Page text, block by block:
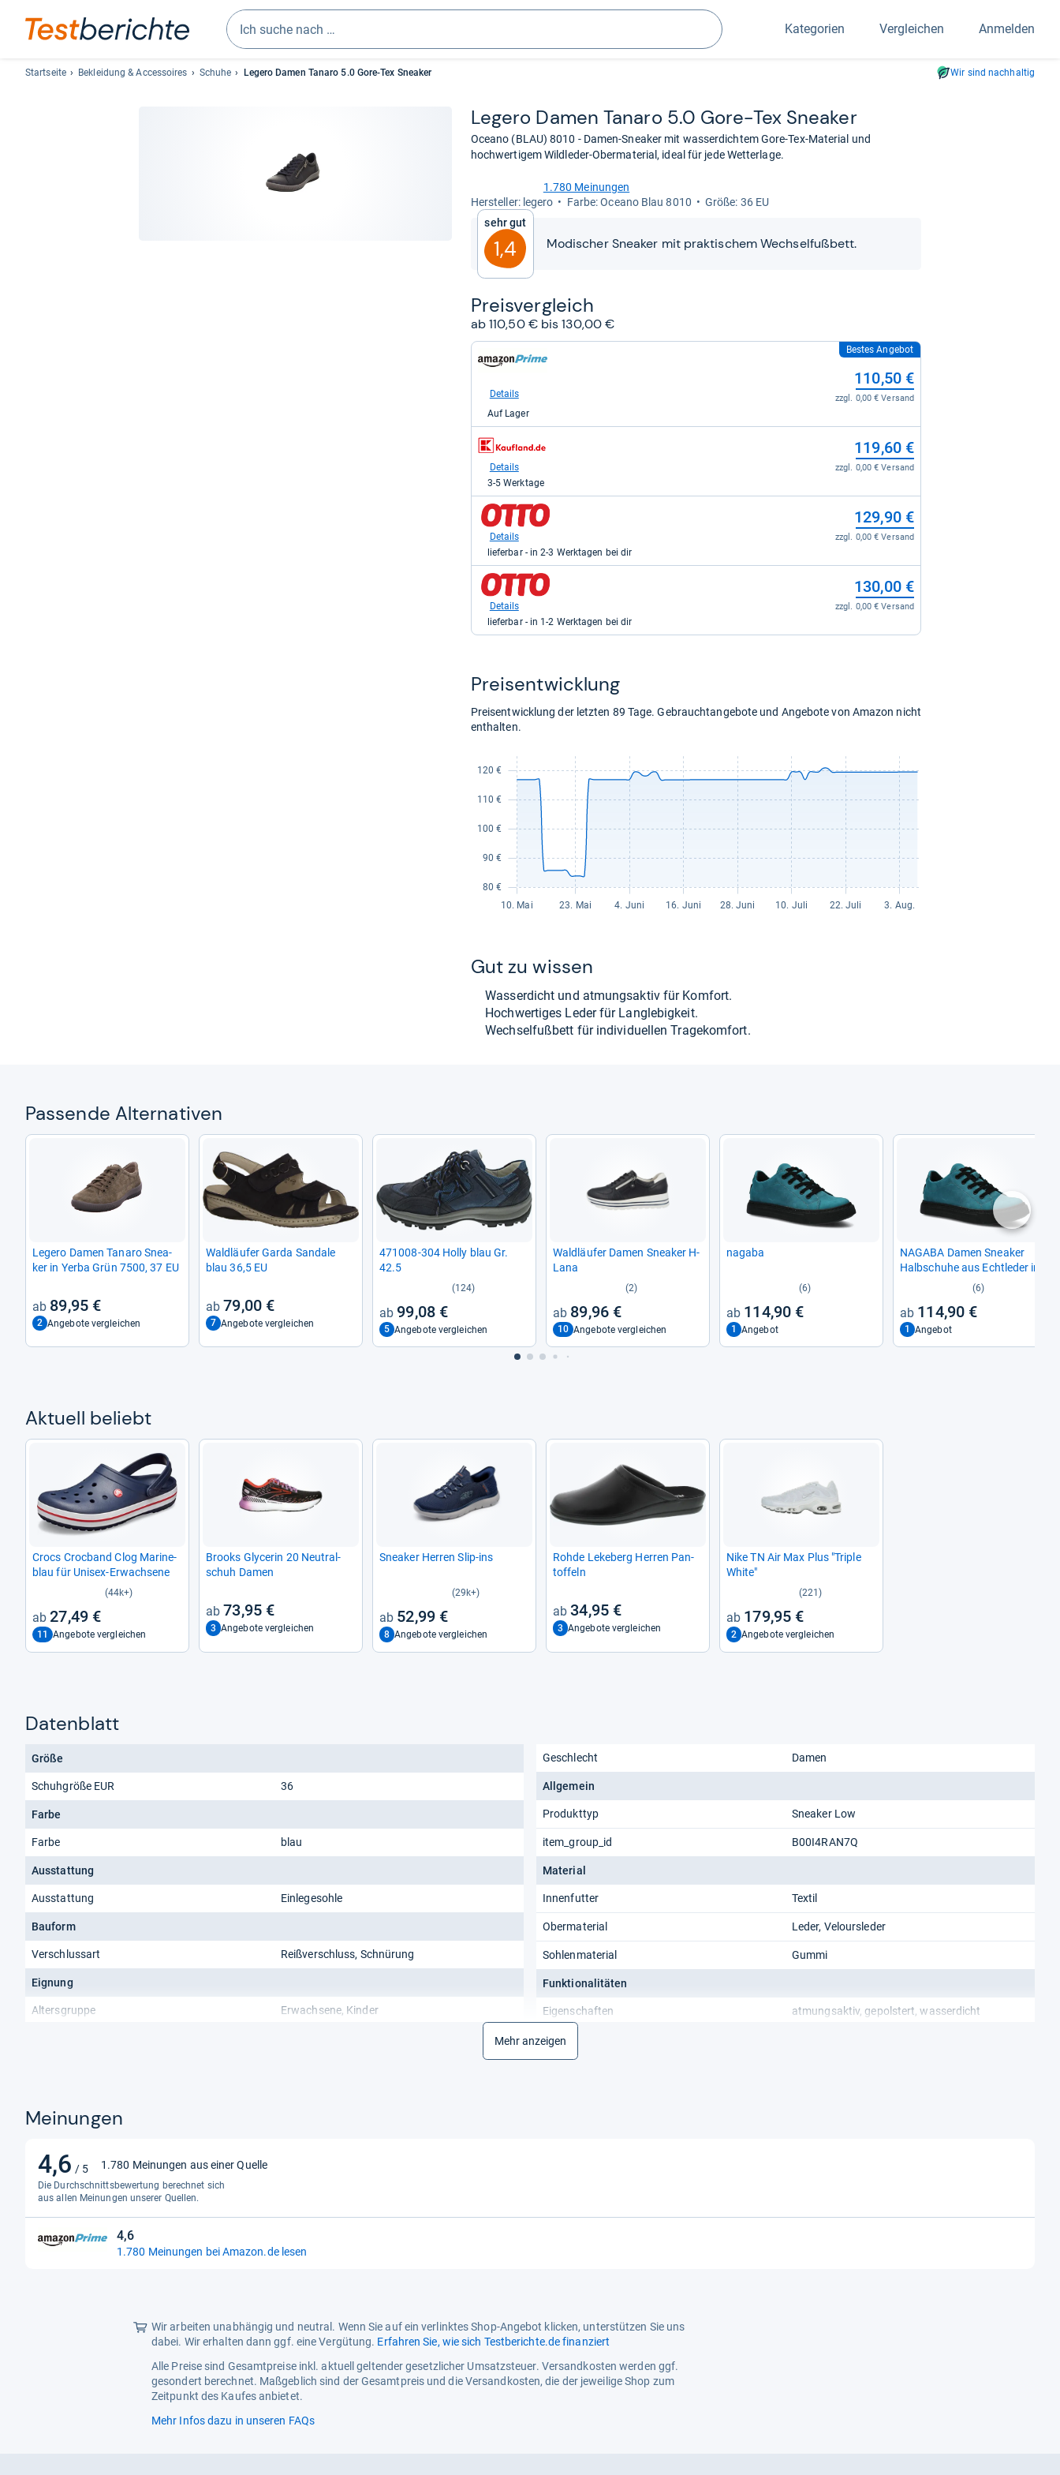
Suchen
Sie
Vorschläge
erscheinen
automatisch
Kategorien Vergleichen Anmelden
Startseite Bekleidung & Accessoires Schuhe Legero Damen Tanaro 5.0 Gore-Tex Sneaker Wir sind nachhaltig
Legero Damen Tanaro 5.0 Gore-​Tex Snea­ker
Oceano (BLAU) 8010 - Damen-Sneaker mit wasserdichtem Gore-Tex-Material und
hochwertigem Wildleder-Obermaterial, ideal für jede Wetterlage.
von
Sternen
1.780 Meinungen
Her­stel­ler: legero
Farbe: Oceano Blau 8010
Größe: 36 EU
Sehr gut
1,4 Modischer Sneaker mit praktischem Wechselfußbett.
Preis­ver­gleich
ab 110,50 € bis 130,00 €
Shop:
Amazon.de
110,50
kaufen.
Bestes Angebot
110,50 €
zzgl. 0,00 € Versand
Details
Auf Lager
zum
Shop:
für
119,60
kaufen.
119,60 €
zzgl. 0,00 € Versand
Details
3-5 Werktage
zum
Shop:
OTTO
für
129,90
kaufen.
129,90 €
zzgl. 0,00 € Versand
Details
lieferbar - in 2-3 Werktagen bei dir
zum
Shop:
OTTO
für
130,00 €
zzgl. 0,00 € Versand
Details
lieferbar - in 1-2 Werktagen bei dir
Preis­ent­wick­lung
Preisentwicklung der letzten 89 Tage. Gebrauchtangebote und Angebote von Amazon nicht
enthalten.
Gut zu wis­sen
Was­ser­dicht und atmungs­ak­tiv für Kom­fort.
Hoch­wer­ti­ges Leder für Lang­le­big­keit.
Wech­sel­fuß­bett für indi­vi­du­el­len Tra­ge­kom­fort.
Pas­sende Alter­na­ti­ven
Legero Damen Tanaro Snea­
ker in Yerba Grün 7500, 37 EU
89,95 €
2 Angebote vergleichen
Wald­läu­fer Garda San­dale
blau 36,5 EU
79,00 €
7 Angebote vergleichen
471008-​304 Holly blau Gr.
42.5
(124)
99,08 €
5 Angebote vergleichen
Wald­läu­fer Damen Snea­ker H-​
Lana
(2)
89,96 €
10 Angebote vergleichen
nagaba
(6)
114,90 €
1 Angebot
NAGABA Damen Snea­ker
Halb­schuhe aus Echt­le­der in
Tür­kis, Größe 38(6)
114,90 €
1 Angebot
nächste
Aktu­ell beliebt
Crocs Croc­band Clog Mari­ne­
blau für Uni­sex-​Erwach­sene
(44k+)
27,49 €
11 Angebote vergleichen
Brooks Gly­ce­rin 20 Neu­tral­
schuh Damen
73,95 €
3 Angebote vergleichen
Snea­ker Her­ren Slip-​ins
(29k+)
52,99 €
8 Angebote vergleichen
Rohde Leke­berg Her­ren Pan­
tof­feln
34,95 €
3 Angebote vergleichen
Nike TN Air Max Plus "Tri­ple
White"
(221)
179,95 €
2 Angebote vergleichen
Datenblatt
Größe
Schuhgröße EUR 36
Farbe
Farbe blau
Ausstattung
Ausstattung Einlegesohle
Bauform
Verschlussart Reißverschluss, Schnürung
Eignung
Altersgruppe Erwachsene, Kinder
Geschlecht Damen
Allgemein
Produkttyp Sneaker Low
item_group_id B00I4RAN7Q
Material
Innenfutter Textil
Obermaterial Leder, Veloursleder
Sohlenmaterial Gummi
Funktionalitäten
Eigenschaften atmungsaktiv, gepolstert, wasserdicht
Mehr anzeigen
Meinungen
4,6 / 5
4,6
von
5
Sternen
1.780 Meinungen aus einer Quelle
Die Durchschnittsbewertung berechnet sich
aus allen Meinungen unserer Quellen.
4,6
4,6
von
1.780 Meinungen bei Amazon.de lesen
Wir arbeiten unabhängig und neutral. Wenn Sie auf ein verlinktes Shop-Angebot klicken, unterstützen Sie uns
dabei. Wir erhalten dann ggf. eine Vergütung. Erfahren Sie, wie sich Testberichte.de finanziert
Alle Preise sind Gesamtpreise inkl. aktuell geltender gesetzlicher Umsatzsteuer. Versandkosten werden ggf.
gesondert berechnet. Maßgeblich sind der Gesamtpreis und die Versandkosten, die der jeweilige Shop zum
Zeitpunkt des Kaufes anbietet.
Mehr Infos dazu in unseren FAQs